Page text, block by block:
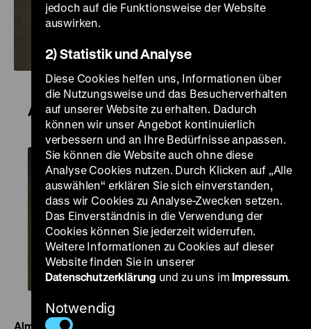
Alma Mater
Alma Mater
jedoch auf die Funktionsweise der Website
auswirken.
2) Statistik und Analyse
Diese Cookies helfen uns, Informationen über
die Nutzungsweise und das Besucherverhalten
auf unserer Website zu erhalten. Dadurch
können wir unser Angebot kontinuierlich
verbessern und an Ihre Bedürfnisse anpassen.
Sie können die Website auch ohne diese
Analyse Cookies nutzen. Durch Klicken auf „Alle
auswählen“ erklären Sie sich einverstanden,
dass wir Cookies zu Analyse-Zwecken setzen.
Das Einverständnis in die Verwendung der
Cookies können Sie jederzeit widerrufen.
Weitere Informationen zu Cookies auf dieser
Website finden Sie in unserer
Datenschutzerklärung und zu uns im Impressum.
Notwendig